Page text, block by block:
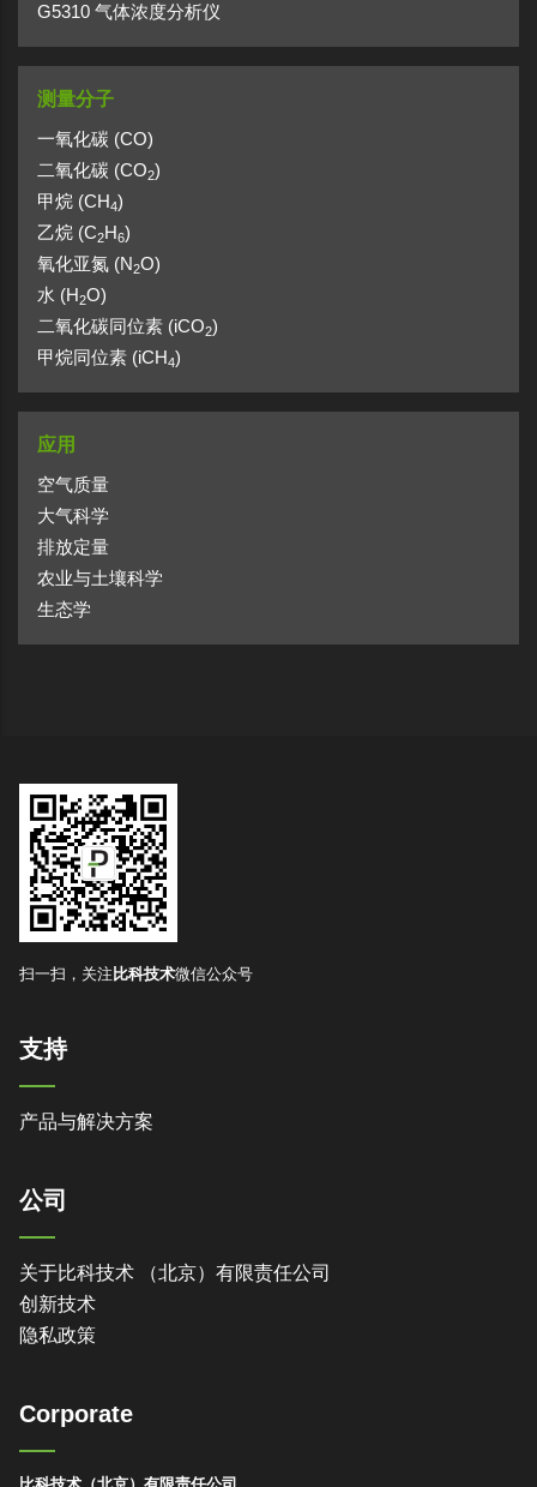
G5310 气体浓度分析仪
测量分子
一氧化碳 (CO)
二氧化碳 (CO2)
甲烷 (CH4)
乙烷 (C2H6)
氧化亚氮 (N2O)
水 (H2O)
二氧化碳同位素 (iCO2)
甲烷同位素 (iCH4)
应用
空气质量
大气科学
排放定量
农业与土壤科学
生态学
扫一扫，关注 比科技术微信公众号
支持
产品与解决方案
公司
关于比科技术 （北京）有限责任公司
创新技术
隐私政策
Corporate